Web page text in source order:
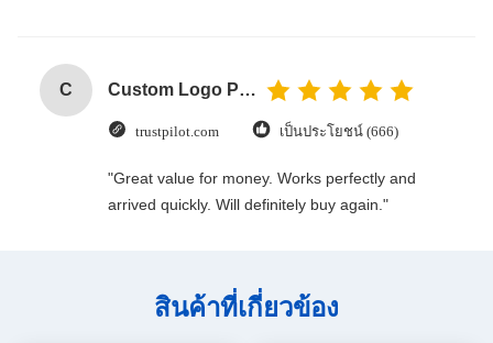
C Custom Logo Paper Cardboard Packing Folding White / Black / Rose Gold Luxury Magnetic Gift Box with Ribbon Closure
trustpilot.com เป็นประโยชน์ (666)
"Great value for money. Works perfectly and
arrived quickly. Will definitely buy again."
สินค้าที่เกี่ยวข้อง